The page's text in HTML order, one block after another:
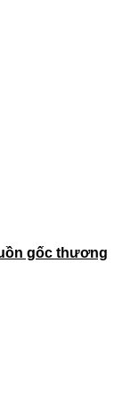
gốc thương